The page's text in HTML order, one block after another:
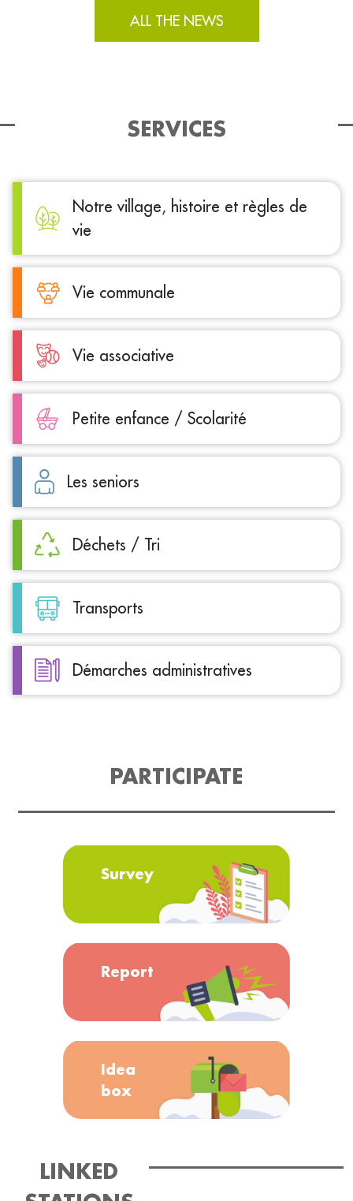
ALL THE NEWS
SERVICES
Notre village, histoire et règles de
vie
Vie communale
Vie associative
Petite enfance / Scolarité
Les seniors
Déchets / Tri
Transports
Démarches administratives
PARTICIPATE
Survey
Report
Idea
box
LINKED